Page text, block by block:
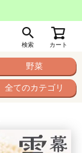
検索 カート
野菜
全てのカテゴリ